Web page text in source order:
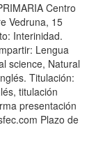
Centro
Vedruna, 15
Interinidad.
Lengua
science, Natural
Titulación:
titulación
presentación
Plazo de